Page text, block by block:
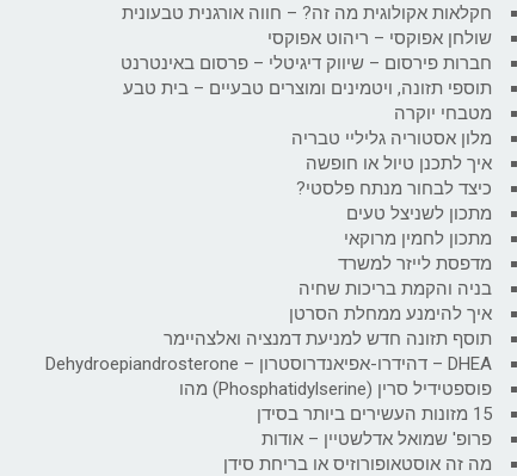
חקלאות אקולוגית מה זה? – חווה אורגנית טבעונית
שולחן אפוקסי – ריהוט אפוקסי
חברות פירסום – שיווק דיגיטלי – פרסום באינטרנט
תוספי תזונה, ויטמינים ומוצרים טבעיים – בית טבע
מטבחי יוקרה
מלון אסטוריה גליליי טבריה
איך לתכנן טיול או חופשה
כיצד לבחור מנתח פלסטי?
מתכון לשניצל טעים
מתכון לחמין מרוקאי
מדפסת לייזר למשרד
בניה והקמת בריכות שחיה
איך להימנע ממחלת הסרטן
תוסף תזונה חדש למניעת דמנציה ואלצהיימר
DHEA – דהידרו-אפיאנדרוסטרון – Dehydroepiandrosterone
פוספטידיל סרין (Phosphatidylserine) מהו
15 מזונות העשירים ביותר בסידן
פרופ' שמואל אדלשטיין – אודות
מה זה אוסטאופורוזיס או בריחת סידן